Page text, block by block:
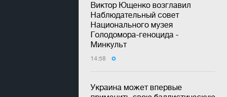
Виктор Ющенко возглавил
Наблюдательный совет
Национального музея
Голодомора-геноцида -
Минкульт
14:58
Украина может впервые